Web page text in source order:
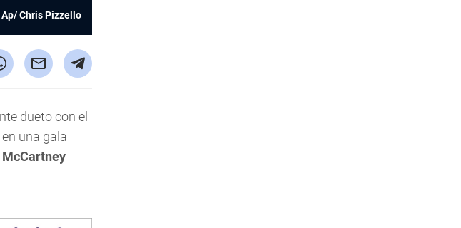
Ap/ Chris Pizzello
dueto con el
una gala
McCartney